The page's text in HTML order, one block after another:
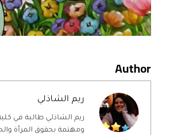
Author
ريم الشاذلي
ريم الشاذلي طالبة في
ومهتمة بحقوق المرأة